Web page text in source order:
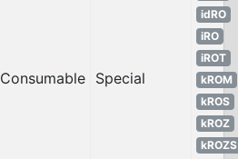
Consumable Special
idRO
iRO
iROT
kROM
kROS
kROZ
kROZS